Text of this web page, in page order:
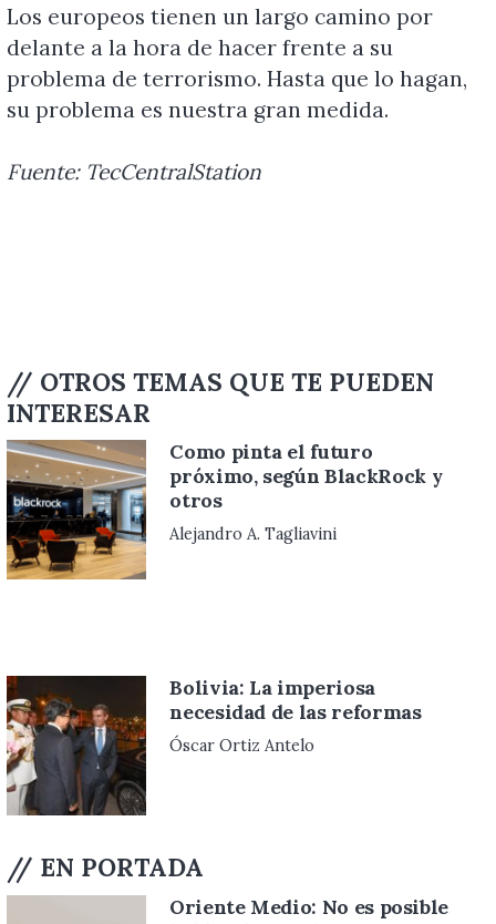
Los europeos tienen un largo camino por
delante a la hora de hacer frente a su
problema de terrorismo. Hasta que lo hagan,
su problema es nuestra gran medida.
Fuente: TecCentralStation
// OTROS TEMAS QUE TE PUEDEN
INTERESAR
¿Protege Somalia la libertad
de prensa?
Hannah Omokafe Dennis
Occidente y las fronteras
que no perdió, porque dejó
de protegerlas -con su
// EN PORTADA
Oriente Medio: No es posible